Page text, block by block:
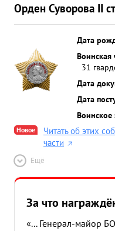
Орден Суворова II
Дата
Воинская
31
Дата
Дата
Воинское
Новое
Читать об этих
части
Ещё
За что
«... Генерал-майор